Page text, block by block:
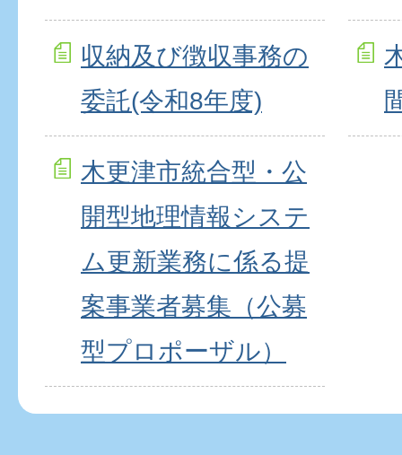
収納及び徴収事務の
委託(令和8年度)
木更津市統合型・公
開型地理情報システ
ム更新業務に係る提
案事業者募集（公募
型プロポーザル）